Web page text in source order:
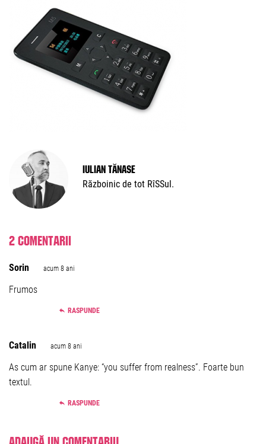
Iulian Tănase
Războinic de tot RîSSul.
2 comentarii
Sorin acum 8 ani
Frumos
RASPUNDE
Catalin acum 8 ani
As cum ar spune Kanye: “you suffer from realness”. Foarte bun
textul.
RASPUNDE
Adaugă un comentariu